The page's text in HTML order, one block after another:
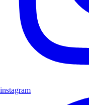
instagram